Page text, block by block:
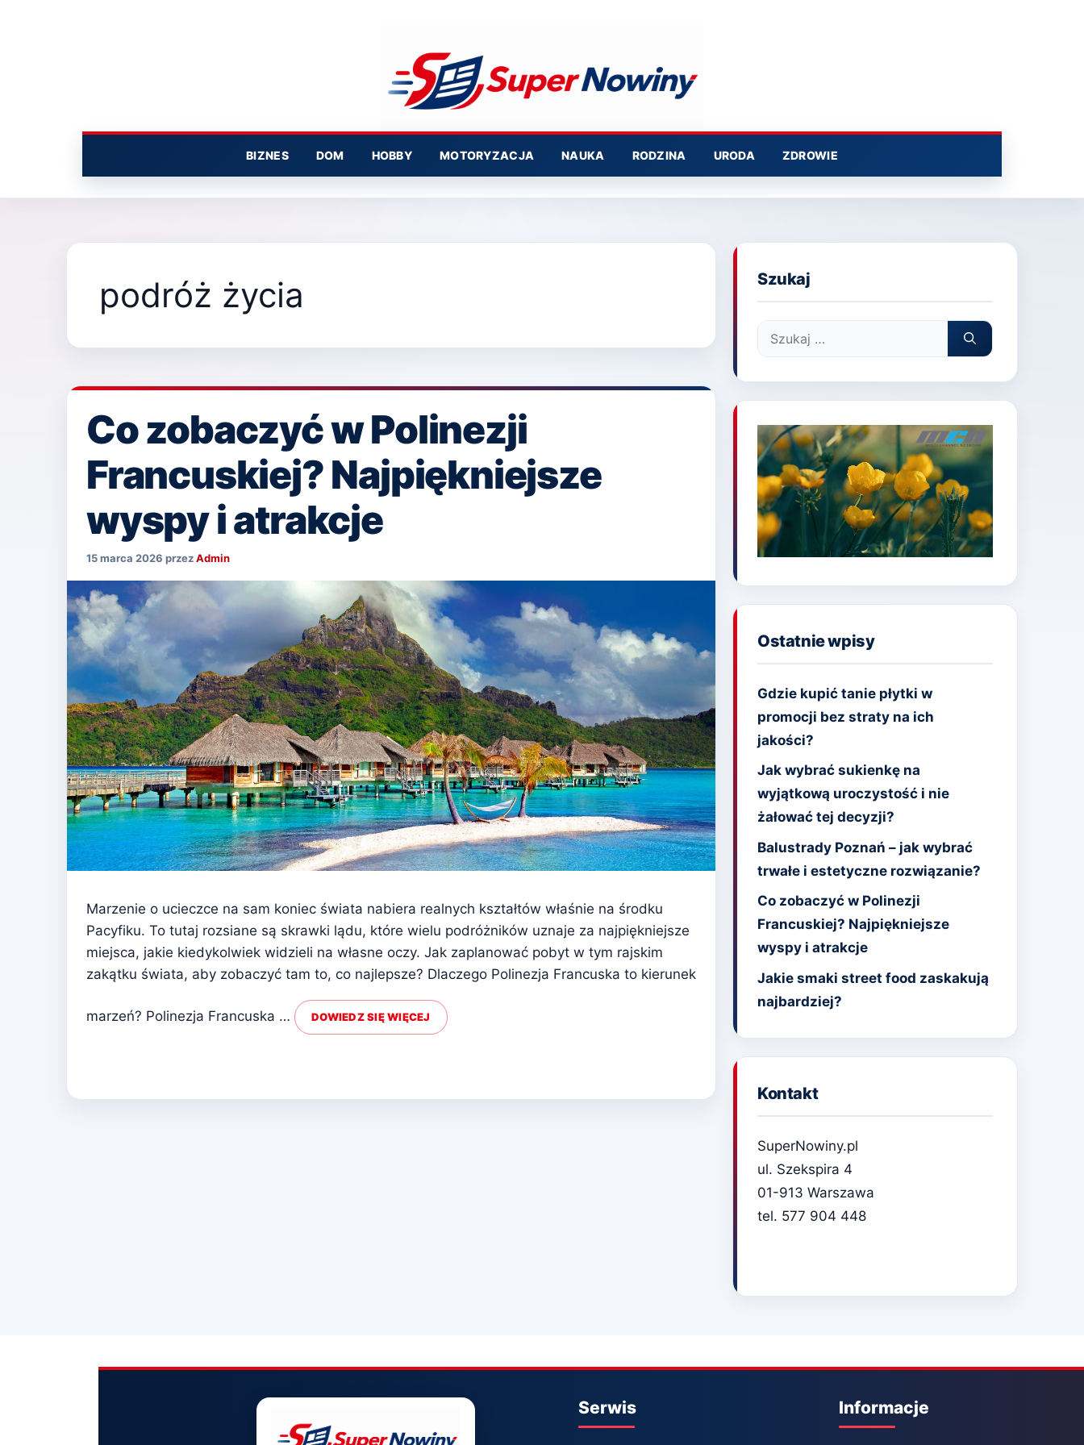
BIZNES DOM HOBBY MOTORYZACJA NAUKA RODZINA URODA ZDROWIE
podróż życia
Co zobaczyć w Polinezji
Francuskiej? Najpiękniejsze
wyspy i atrakcje
15 marca 2026 przezAdmin
Marzenie o ucieczce na sam koniec świata nabiera realnych kształtów właśnie na środku
Pacyfiku. To tutaj rozsiane są skrawki lądu, które wielu podróżników uznaje za najpiękniejsze
miejsca, jakie kiedykolwiek widzieli na własne oczy. Jak zaplanować pobyt w tym rajskim
zakątku świata, aby zobaczyć tam to, co najlepsze? Dlaczego Polinezja Francuska to kierunek
marzeń? Polinezja Francuska … DOWIEDZ SIĘ WIĘCEJ
Szukaj
Szukaj:
Ostatnie wpisy
Gdzie kupić tanie płytki w
promocji bez straty na ich
jakości?
Jak wybrać sukienkę na
wyjątkową uroczystość i nie
żałować tej decyzji?
Balustrady Poznań – jak wybrać
trwałe i estetyczne rozwiązanie?
Co zobaczyć w Polinezji
Francuskiej? Najpiękniejsze
wyspy i atrakcje
Jakie smaki street food zaskakują
najbardziej?
Kontakt
SuperNowiny.pl
ul. Szekspira 4
01-913 Warszawa
tel. 577 904 448
Serwis Informacje